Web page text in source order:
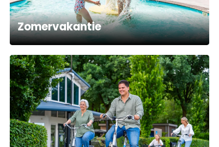
Zomervakantie